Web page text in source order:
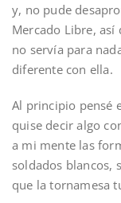
y, no pude
Mercado Libre, así
no servía para
diferente con ella.
Al principio pensé
quise decir algo
a mi mente las
soldados blancos,
que la tornamesa